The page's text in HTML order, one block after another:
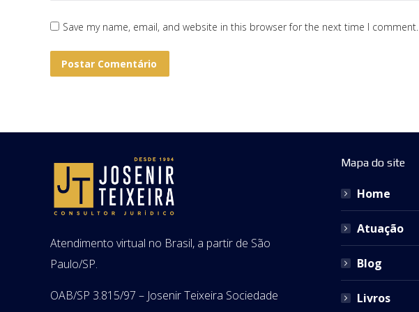
Save my name, email, and website in this browser for the next time I comment.
Postar Comentário
Atendimento virtual no Brasil, a partir de São
Paulo/SP.
OAB/SP 3.815/97 – Josenir Teixeira Sociedade
Mapa do site
Home
Atuação
Blog
Livros